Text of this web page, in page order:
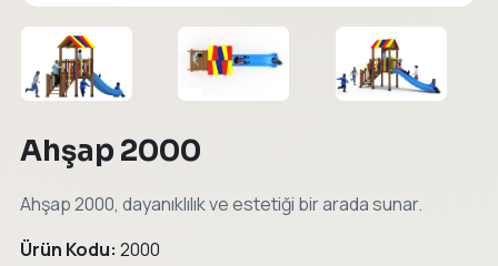
← →
Ahşap 2000
Ahşap 2000, dayanıklılık ve estetiği bir arada sunar.
Ürün Kodu: 2000